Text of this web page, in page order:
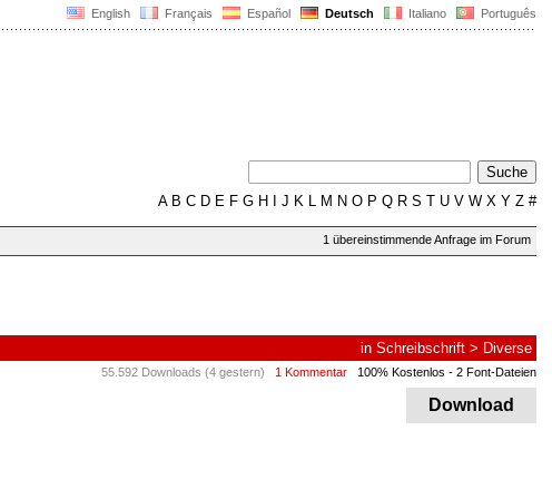
English Français Español Deutsch Italiano Português
AB C D E F G H J K L M N O P Q R S T U V W X Y Z #
1 übereinstimmende Anfrage im Forum
in Schreibschrift > Diverse
55.592 Downloads (4 gestern) 1 Kommentar 100% Kostenlos - 2 Font-Dateien
Download